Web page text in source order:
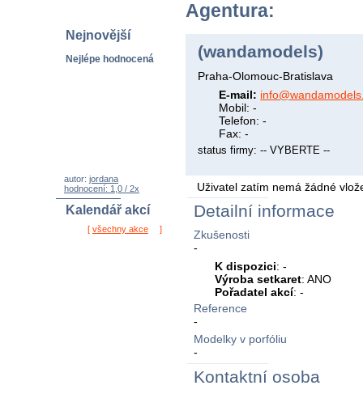
Nejnovější
Nejlépe hodnocená
autor: jordana
hodnocení: 1,0 / 2x
Kalendář akcí
[ všechny akce ]
Agentura:
(wandamodels)
Praha-Olomouc-Bratislava
E-mail:
Mobil: -
Telefon: -
Fax: -
status firmy: -- VYBERTE --
Uživatel zatím nemá žádné
Detailní informace
Zkušenosti
-
K dispozici: -
Výroba setkaret: ANO
Pořadatel akcí: -
Reference
-
Modelky v porfóliu
-
Kontaktní osoba